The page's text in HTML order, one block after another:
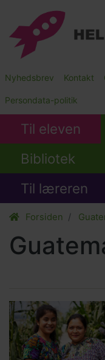
Main
Submenu
Nyhedsbrev Kontakt
Persondata-politik
Til eleven
Bibliotek
Til læreren
Forsiden
Related
content
Main
picture